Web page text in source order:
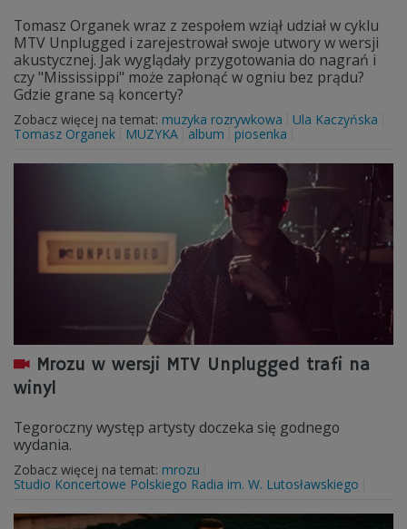
Tomasz Organek wraz z zespołem wziął udział w cyklu
MTV Unplugged i zarejestrował swoje utwory w wersji
akustycznej. Jak wyglądały przygotowania do nagrań i
czy "Mississippi" może zapłonąć w ogniu bez prądu?
Gdzie grane są koncerty?
Zobacz więcej na temat: muzyka rozrywkowa
Ula Kaczyńska
Tomasz Organek
MUZYKA album piosenka
Mrozu w wersji MTV Unplugged trafi na
winyl
Tegoroczny występ artysty doczeka się godnego
wydania.
Zobacz więcej na temat: mrozu
Studio Koncertowe Polskiego Radia im. W. Lutosławskiego